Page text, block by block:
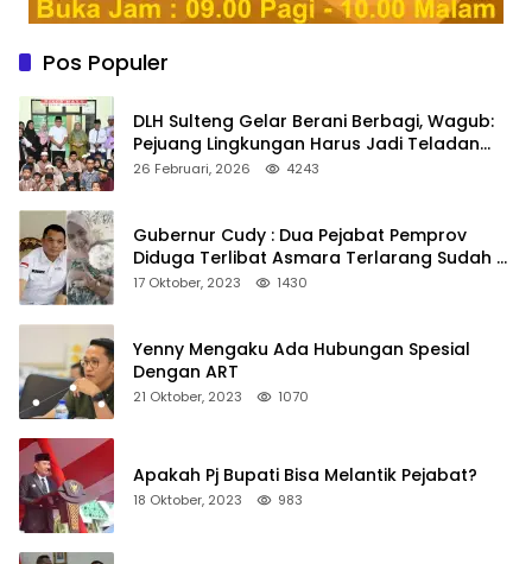
Pos Populer
DLH Sulteng Gelar Berani Berbagi, Wagub:
Pejuang Lingkungan Harus Jadi Teladan
Kepedulian
26 Februari, 2026 4243
Gubernur Cudy : Dua Pejabat Pemprov
Diduga Terlibat Asmara Terlarang Sudah di
Non Job
17 Oktober, 2023 1430
Yenny Mengaku Ada Hubungan Spesial
Dengan ART
21 Oktober, 2023 1070
Apakah Pj Bupati Bisa Melantik Pejabat?
18 Oktober, 2023 983